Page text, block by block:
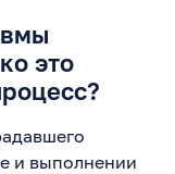
это
и выполнении